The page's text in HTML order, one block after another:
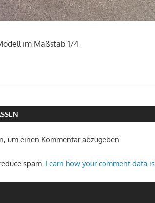
im Maßstab 1/4
um einen Kommentar abzugeben.
spam. Learn how your comment data